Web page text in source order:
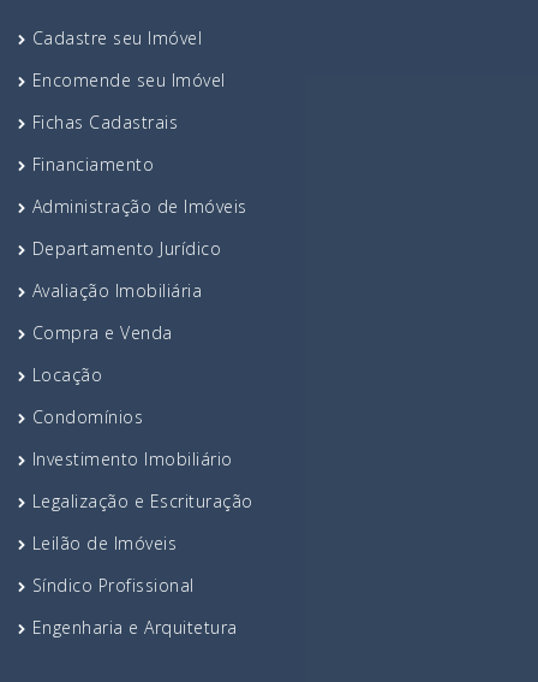
Cadastre seu Imóvel
Encomende seu Imóvel
Fichas Cadastrais
Financiamento
Administração de Imóveis
Departamento Jurídico
Avaliação Imobiliária
Compra e Venda
Locação
Condomínios
Investimento Imobiliário
Legalização e Escrituração
Leilão de Imóveis
Síndico Profissional
Engenharia e Arquitetura